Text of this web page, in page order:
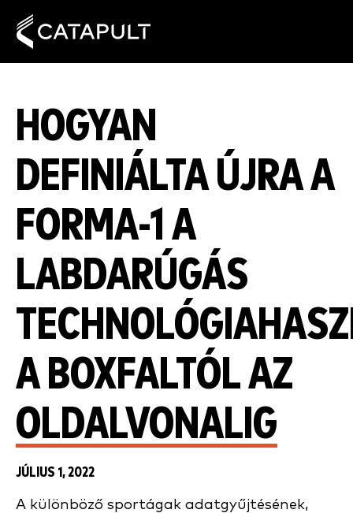
HOGYAN
DEFINIÁLTA ÚJRA A
FORMA-1 A
LABDARÚGÁS
A BOXFALTÓL AZ
OLDALVONALIG
JÚLIUS 1, 2022
A különböző sportágak adatgyűjtésének,